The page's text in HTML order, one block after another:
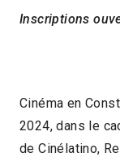
Inscriptions
Cinéma en
2024, dans le
de Cinélatino,